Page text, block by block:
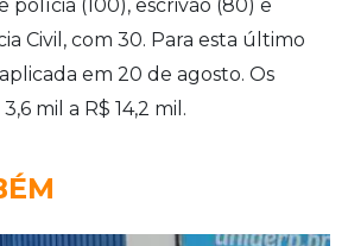
polícia (100), escrivão (80) e
Civil, com 30. Para esta último
em 20 de agosto. Os
mil a R$ 14,2 mil.